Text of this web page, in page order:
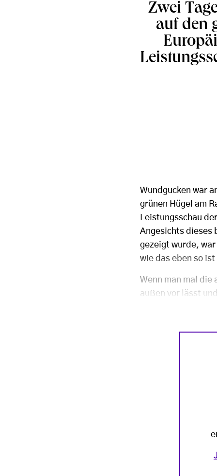
Zwei
auf den
Wundgucken war
grünen Hügel am
Leistungsschau
Angesichts dieses
gezeigt wurde,
wie das eben so
Wenn man mal
außen vor lässt